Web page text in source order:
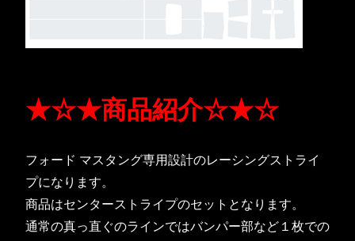
★☆★商品紹介☆★☆
フォード マスタング専用設計のレーシングストライ
プになります。
商品はセンターストライプのセットとなります。
通常の真っ直ぐのラインではバンパー部など１枚での